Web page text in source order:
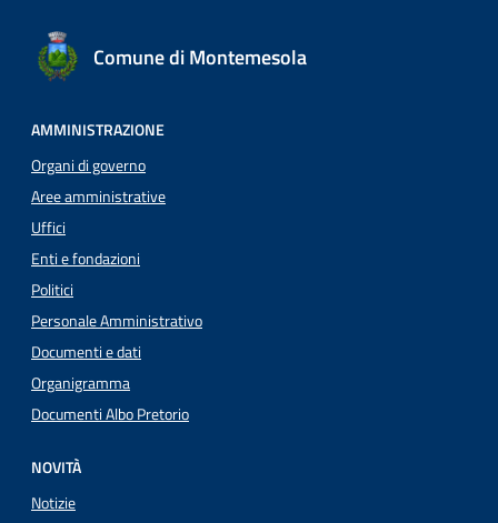
Comune di Montemesola
AMMINISTRAZIONE
Organi di governo
Aree amministrative
Uffici
Enti e fondazioni
Politici
Personale Amministrativo
Documenti e dati
Organigramma
Documenti Albo Pretorio
NOVITÀ
Notizie